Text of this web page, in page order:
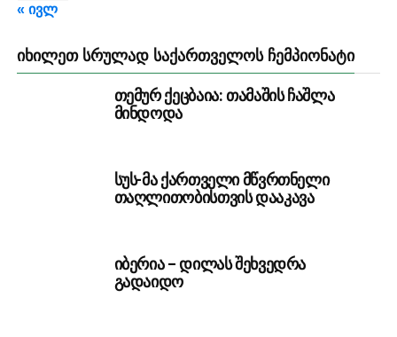
« ივლ
ᲘᲮᲘᲚᲔᲗ ᲡᲠᲣᲚᲐᲓ ᲡᲐᲥᲐᲠᲗᲕᲔᲚᲝᲡ ᲩᲔᲛᲞᲘᲝᲜᲐᲢᲘ
თემურ ქეცბაია: თამაშის ჩაშლა
მინდოდა
სუს-მა ქართველი მწვრთნელი
თაღლითობისთვის დააკავა
იბერია – დილას შეხვედრა
გადაიდო